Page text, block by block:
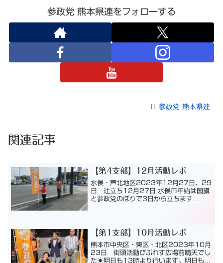
参政党 熊本県連をフォローする
参政党 熊本県連
関連記事
【第4支部】12月活動レポ
水俣・芦北地区2023年12月27日、29
日 辻立ち12月27日 水俣市年始は国旗
と参政党のぼりで3日から立ちます
水...
【第1支部】10月活動レポ
熊本市中央区・東区・北区2023年10月
23日 街頭活動ぴぷれす広場前晴天でし
た☀️明日も13時より行います。明日も